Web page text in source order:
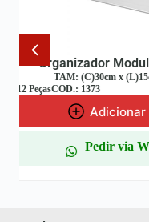
TAM:
EMB.: 12 Peças